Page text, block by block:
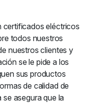
certificados eléctricos
todos nuestros
nuestros clientes y
se le pide a los
sus productos
de calidad de
asegura que la